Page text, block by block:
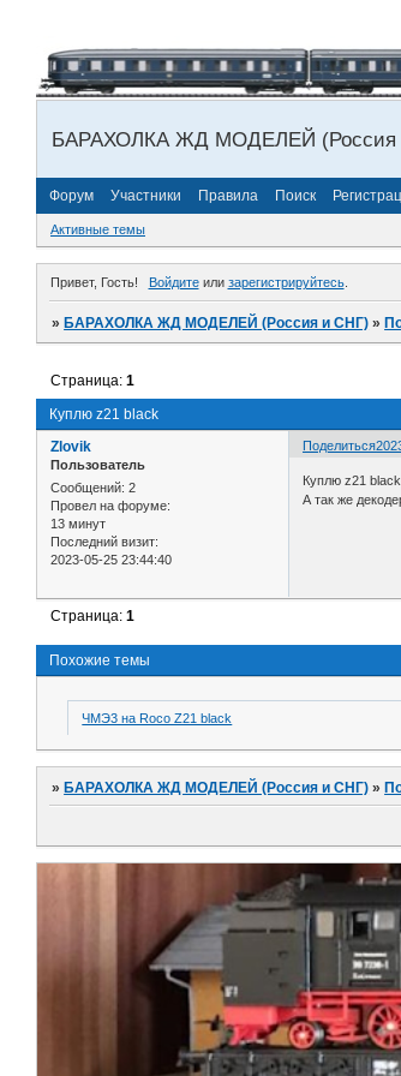
БАРАХОЛКА ЖД МОДЕЛЕЙ (Россия
Форум Участники Правила Поиск
Активные темы
Привет, Гость! Войдитеили зарегистрируйтесь.
»БАРАХОЛКА ЖД МОДЕЛЕЙ (Россия и СНГ) »
Куплю z21 black
Страница:1
Поделиться
Zlovik
Пользователь
Сообщений: 2
Провел на форуме:
13 минут
Последний визит:
2023-05-25 23:44:40
Куплю z21
А так же
Страница:1
Похожие темы
ЧМЭ3 на Roco Z21 black
»БАРАХОЛКА ЖД МОДЕЛЕЙ (Россия и СНГ) »